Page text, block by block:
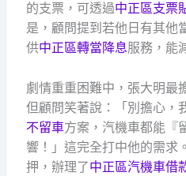
的支票，可透過中正區支票
是，顧問提到若他日有其他
供中正區轉當降息服務，能
劇情重重困難中，張大明最
但顧問笑著說：「別擔心，
不留車方案，汽機車都能『
響！」這完全打中他的需求
押，辦理了中正區汽機車借